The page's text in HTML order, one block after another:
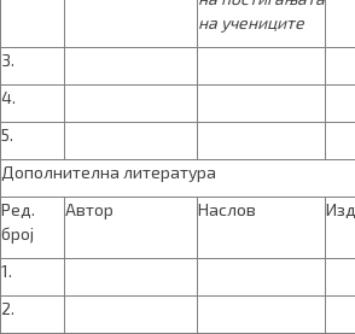
на учениците
3.
4.
5.
Дополнителна литература
Ред.
број
Автор Наслов
1.
2.